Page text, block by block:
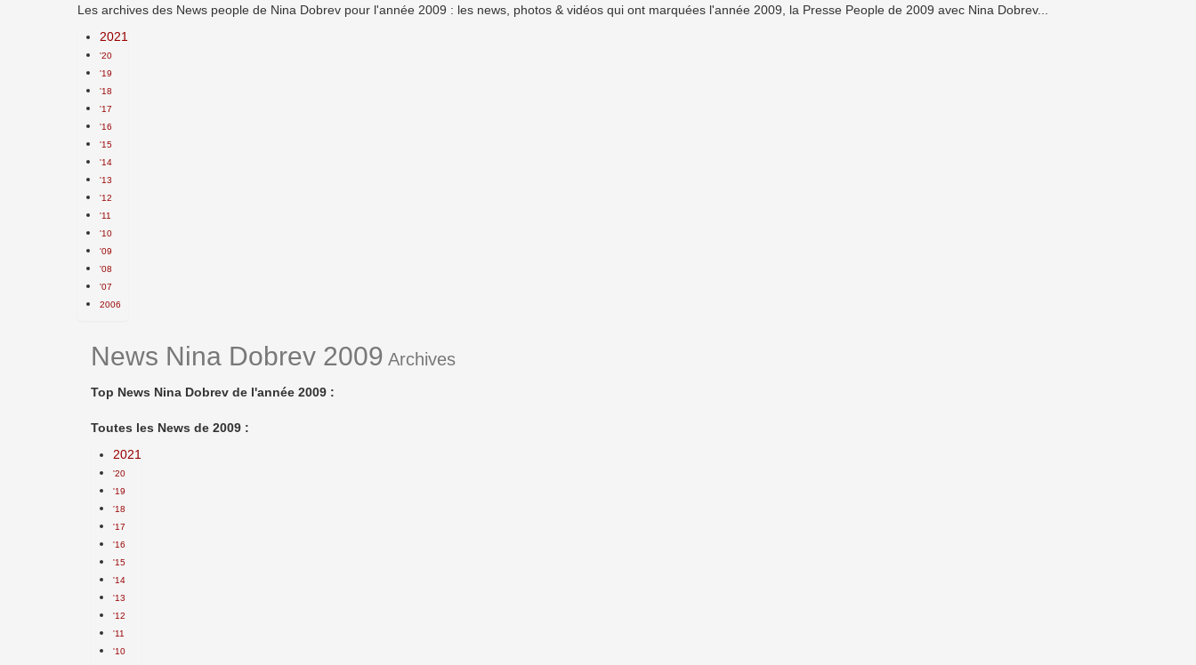
Les archives des News people de Nina Dobrev pour l'année 2009 : les news, photos & vidéos qui ont marquées l'année 2009, la Presse People de 2009 avec Nina Dobrev...
2021
'20
'19
'18
'17
'16
'15
'14
'13
'12
'11
'10
'09
'08
'07
2006
News Nina Dobrev 2009 Archives
Top News Nina Dobrev de l'année 2009 :
Toutes les News de 2009 :
2021
'20
'19
'18
'17
'16
'15
'14
'13
'12
'11
'10